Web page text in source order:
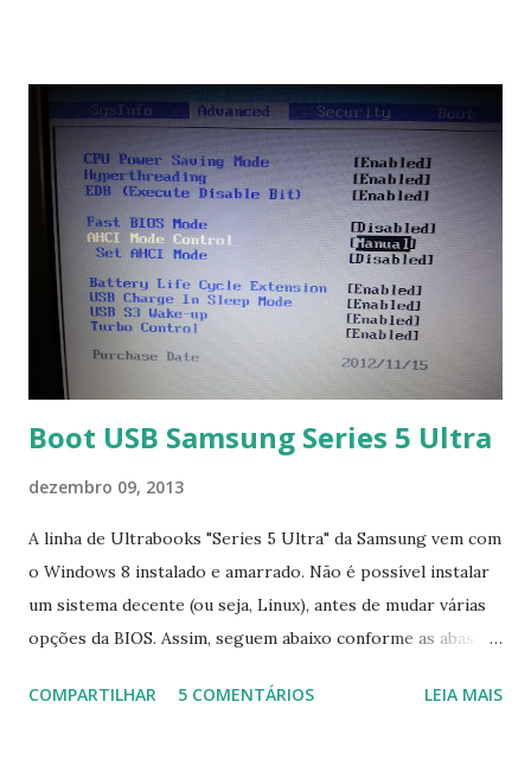
Boot USB Samsung Series 5 Ultra
dezembro 09, 2013
A linha de Ultrabooks "Series 5 Ultra" da Samsung vem com
o Windows 8 instalado e amarrado. Não é possível instalar
um sistema decente (ou seja, Linux), antes de mudar várias
opções da BIOS. Assim, seguem abaixo conforme as abas, a
Na inicialização aperte F2 para acessar a BIOS e então faça
COMPARTILHAR 5 COMENTÁRIOS LEIA MAIS